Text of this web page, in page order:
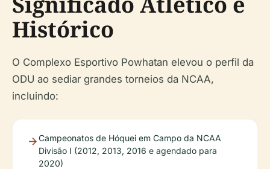
Histórico
O Complexo Esportivo Powhatan elevou o perfil da
ODU ao sediar grandes torneios da NCAA,
incluindo:
Campeonatos de Hóquei em Campo da NCAA
Divisão I (2012, 2013, 2016 e agendado para
2020)